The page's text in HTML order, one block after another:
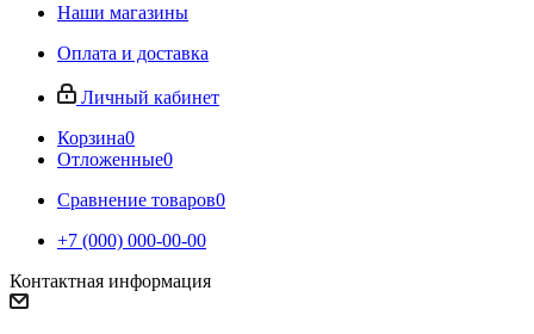
Наши магазины
Оплата и доставка
Личный кабинет
Корзина0
Отложенные0
Сравнение товаров0
+7 (000) 000-00-00
Контактная информация